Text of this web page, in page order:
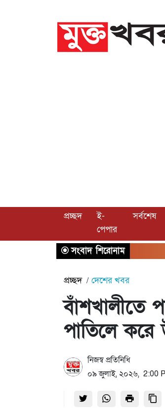
প্রচ্ছদ
ই-
পেপার
সর্বশেষ
সংবাদ শিরোনাম
প্রচ্ছদ দেশের খবর
বাঁশখালীতে
পাতিলে করে
নিজস্ব প্রতিনিধি
০৯ জুলাই, ২০২৬, 2:00